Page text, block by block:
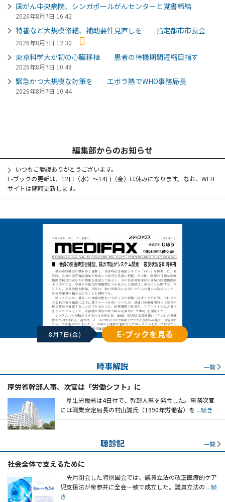
国がん中央病院、シンガポールがんセンターと覚書締結
2026年8月7日 16:42
特養など大規模修繕、補助要件見直しを 指定都市市長会
2026年8月7日 12:30
東京科学大が初の心臓移植 患者の待機期間短縮目指す
2026年8月7日 10:48
緊急かつ大規模な対策を エボラ熱でWHO事務局長
2026年8月7日 10:44
編集部からのお知らせ
いつもご愛読ありがとうございます。
E-ブックの更新は、12日（水）～14日（金）は休みになります。なお、WEB
サイトは随時更新します。
8月7日(金) E-ブックを見る
時事解説 一覧
厚労省幹部人事、次官は「労働シフト」に
厚生労働省は4日付で、幹部人事を発令した。事務次官
には職業安定局長の村山誠氏（1990年労働省）を ...続き
聴診記 一覧
社会全体で支えるために
先月閉会した特別国会では、議員立法の改正医療的ケア
児支援法が衆参共に全会一致で成立した。議員立法の ...続
き